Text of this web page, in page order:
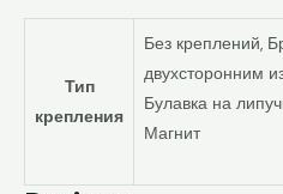
Тип
крепления
Без креплений,
двухсторонним
Булавка на
Магнит